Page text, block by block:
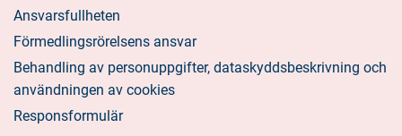
Ansvarsfullheten
Förmedlingsrörelsens ansvar
Behandling av personuppgifter, dataskyddsbeskrivning och
användningen av cookies
Responsformulär